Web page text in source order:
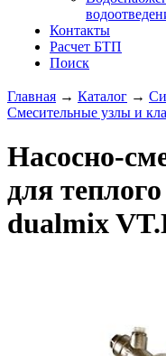
Контакты
Расчет БТП
Поиск
Главная → Каталог →
Смесительные узлы и
Насосно-
для
dualmix